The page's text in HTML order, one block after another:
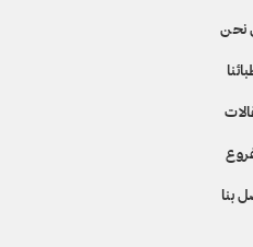
نحن
بنا